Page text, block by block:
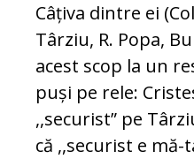
Câțiva dintre ei
Târziu, R. Popa,
acest scop la un
puși pe rele:
,,securist” pe
că ,,securist e mă-